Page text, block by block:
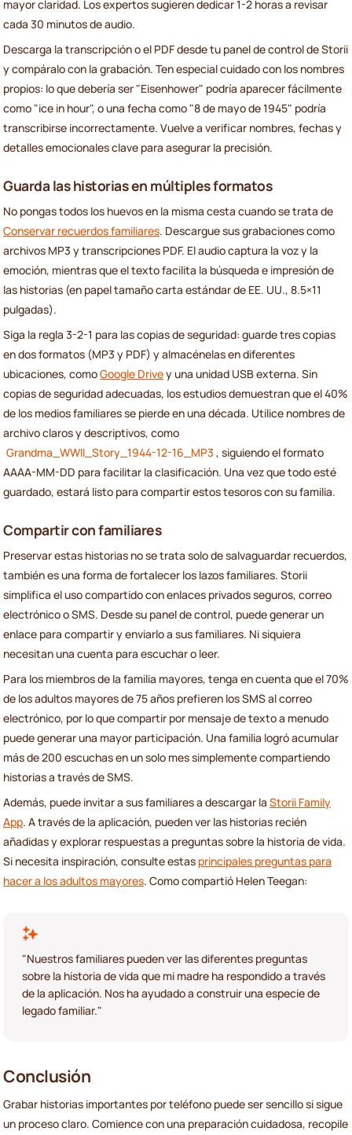
mayor claridad. Los expertos sugieren dedicar 1-2 horas a revisar
cada 30 minutos de audio.
Descarga la transcripción o el PDF desde tu panel de control de Storii
y compáralo con la grabación. Ten especial cuidado con los nombres
propios: lo que debería ser "Eisenhower" podría aparecer fácilmente
como "ice in hour", o una fecha como "8 de mayo de 1945" podría
transcribirse incorrectamente. Vuelve a verificar nombres, fechas y
detalles emocionales clave para asegurar la precisión.
Guarda las historias en múltiples formatos
No pongas todos los huevos en la misma cesta cuando se trata de
Conservar recuerdos familiares. Descargue sus grabaciones como
archivos MP3 y transcripciones PDF. El audio captura la voz y la
emoción, mientras que el texto facilita la búsqueda e impresión de
las historias (en papel tamaño carta estándar de EE. UU., 8.5×11
pulgadas).
Siga la regla 3-2-1 para las copias de seguridad: guarde tres copias
en dos formatos (MP3 y PDF) y almacénelas en diferentes
ubicaciones, comoGoogle Drivey una unidad USB externa. Sin
copias de seguridad adecuadas, los estudios demuestran que el 40%
de los medios familiares se pierde en una década. Utilice nombres de
archivo claros y descriptivos, como
Grandma_WWII_Story_1944-12-16_MP3 , siguiendo el formato
AAAA-MM-DD para facilitar la clasificación. Una vez que todo esté
guardado, estará listo para compartir estos tesoros con su familia.
Compartir con familiares
Preservar estas historias no se trata solo de salvaguardar recuerdos,
también es una forma de fortalecer los lazos familiares. Storii
simplifica el uso compartido con enlaces privados seguros, correo
electrónico o SMS. Desde su panel de control, puede generar un
enlace para compartir y enviarlo a sus familiares. Ni siquiera
necesitan una cuenta para escuchar o leer.
Para los miembros de la familia mayores, tenga en cuenta que el 70%
de los adultos mayores de 75 años prefieren los SMS al correo
electrónico, por lo que compartir por mensaje de texto a menudo
puede generar una mayor participación. Una familia logró acumular
más de 200 escuchas en un solo mes simplemente compartiendo
historias a través de SMS.
Además, puede invitar a sus familiares a descargar la Storii Family
App. A través de la aplicación, pueden ver las historias recién
añadidas y explorar respuestas a preguntas sobre la historia de vida.
Si necesita inspiración, consulte estas principales preguntas para
hacer a los adultos mayores. Como compartió Helen Teegan:
"Nuestros familiares pueden ver las diferentes preguntas
sobre la historia de vida que mi madre ha respondido a través
de la aplicación. Nos ha ayudado a construir una especie de
legado familiar."
Conclusión
Grabar historias importantes por teléfono puede ser sencillo si sigue
un proceso claro. Comience con una preparación cuidadosa, recopile